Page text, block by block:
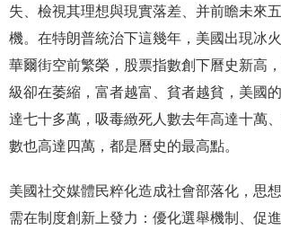
失、檢視其理想與現實落差、并前瞻未來
機。在特朗普統治下這幾年，美國出現冰火
華爾街空前繁榮，股票指數創下曆史新高
級卻在萎縮，富者越富、貧者越貧，美國
達七十多萬，吸毒緻死人數去年高達十萬
數也高達四萬，都是曆史的最高點。
美國社交媒體民粹化造成社會部落化，思
需在制度創新上發力：優化選舉機制、促